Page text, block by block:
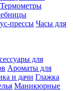
Термометры
прессы Часы для
для
Ароматы для
и дачи Глажка
Маникюрные